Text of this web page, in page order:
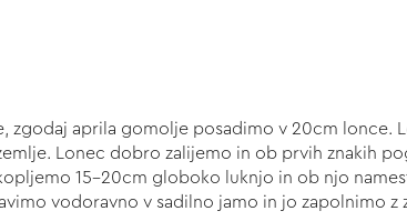
zgodaj aprila gomolje posadimo v 20cm lonce.
Lonec dobro zalijemo in ob prvih znakih
15-20cm globoko luknjo in ob njo
vodoravno v sadilno jamo in jo zapolnimo z